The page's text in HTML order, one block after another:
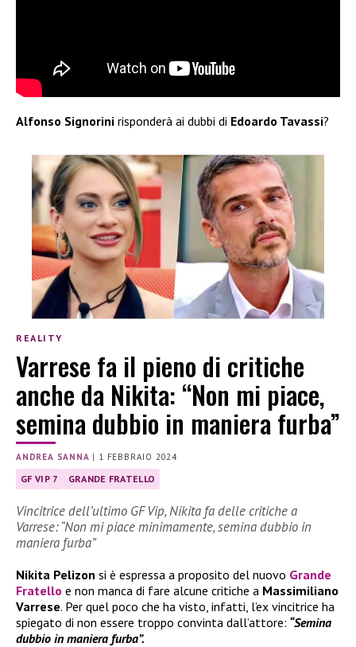
Alfonso Signorini risponderà ai dubbi di Edoardo Tavassi?
REALITY
Varrese fa il pieno di critiche
anche da Nikita: “Non mi piace,
semina dubbio in maniera furba”
ANDREA SANNA | 1 FEBBRAIO 2024
GF VIP 7 GRANDE FRATELLO
Vincitrice dell’ultimo GF Vip, Nikita fa delle critiche a
Varrese: “Non mi piace minimamente, semina dubbio in
maniera furba”
Nikita Pelizon si è espressa a proposito del nuovo Grande
Fratello e non manca di fare alcune critiche a Massimiliano
Varrese. Per quel poco che ha visto, infatti, l’ex vincitrice ha
spiegato di non essere troppo convinta dall’attore: “Semina
dubbio in maniera furba”.